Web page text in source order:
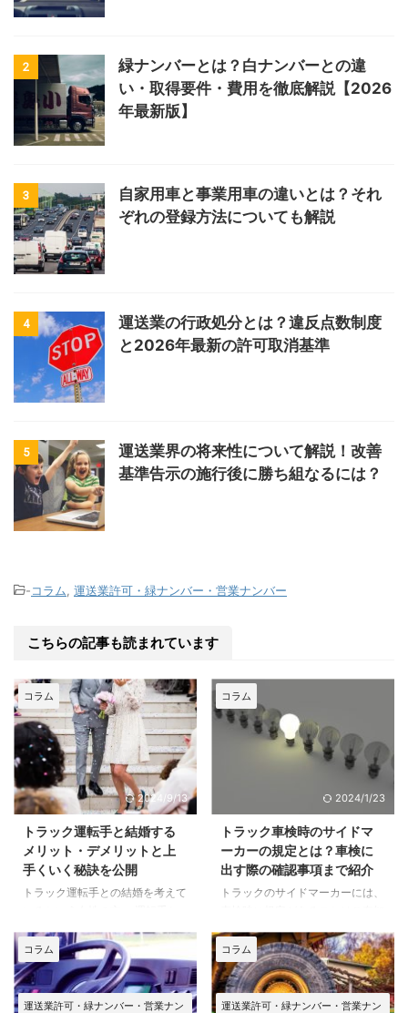
2
緑ナンバーとは？白ナンバーとの違
い・取得要件・費用を徹底解説【2026
年最新版】
3
自家用車と事業用車の違いとは？それ
ぞれの登録方法についても解説
4
運送業の行政処分とは？違反点数制度
と2026年最新の許可取消基準
5
運送業界の将来性について解説！改善
基準告示の施行後に勝ち組なるには？
-コラム 運送業許可・緑ナンバー・営業ナンバー
こちらの記事も読まれています
コラム
2024/9/13
トラック運転手と結婚する
メリット・デメリットと上
手くいく秘訣を公開
トラック運転手との結婚を考えて
いう職業についてよくわからない
し、本当に結婚しても良いのだろ
うかとマリッジブルーになってい
ませんか？ この記事では、ドラ
イバーとの結婚について少し悩ん
コラム
2024/1/23
トラック車検時のサイドマ
ーカーの規定とは？車検に
出す際の確認事項まで紹介
トラックのサイドマーカーには、
でしょうか。 サイドマーカ―の
規定をクリアできないと、トラッ
クが車検に通らなくなるなど大変
なことになってしまいますので、
気になる方は本記事を参考にして
コラム
運送業許可・緑ナンバー・営業ナン
コラム
運送業許可・緑ナンバー・営業ナン